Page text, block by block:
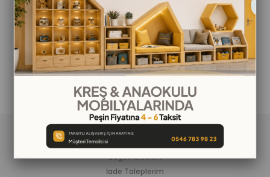
ALIŞVERİŞ BİLGİLERİ
Beğendiklerim
İade Taleplerim